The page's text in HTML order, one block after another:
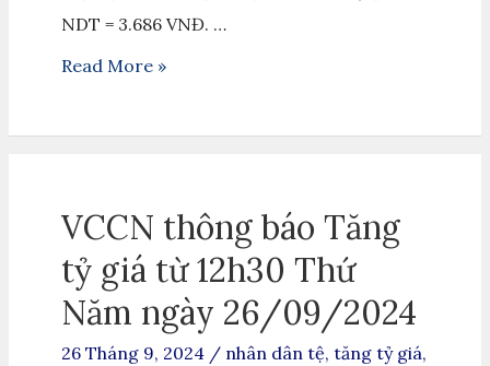
NDT = 3.686 VNĐ. …
Read More »
VCCN thông báo Tăng
tỷ giá từ 12h30 Thứ
Năm ngày 26/09/2024
26 Tháng 9, 2024 / nhân dân tệ,tăng tỷ giá,